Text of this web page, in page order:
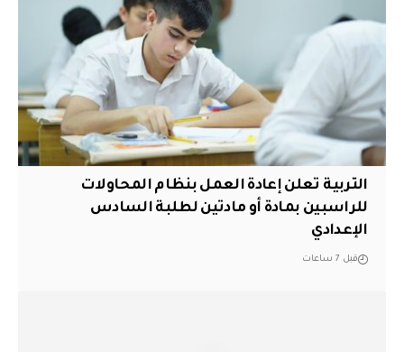
التربية تعلن إعادة العمل بنظام المحاولات
للراسبين بمادة أو مادتين لطلبة السادس
الإعدادي
قبل 7 ساعات